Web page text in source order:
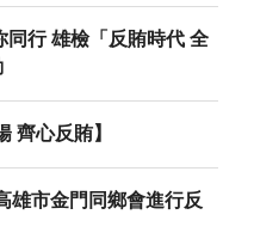
同行 雄檢「反賄時代 全
齊心反賄】
雄市金門同鄉會進行反